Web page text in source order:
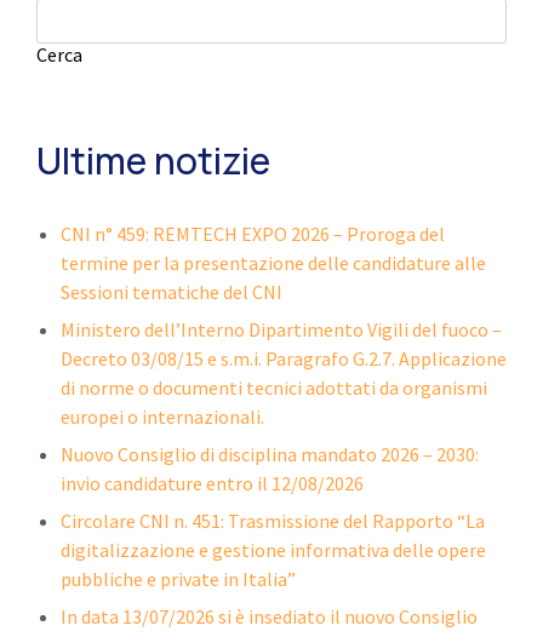
Cerca
Ultime notizie
CNI n° 459: REMTECH EXPO 2026 – Proroga del
termine per la presentazione delle candidature alle
Sessioni tematiche del CNI
Ministero dell’Interno Dipartimento Vigili del fuoco –
Decreto 03/08/15 e s.m.i. Paragrafo G.2.7. Applicazione
di norme o documenti tecnici adottati da organismi
europei o internazionali.
Nuovo Consiglio di disciplina mandato 2026 – 2030:
invio candidature entro il 12/08/2026
Circolare CNI n. 451: Trasmissione del Rapporto “La
digitalizzazione e gestione informativa delle opere
pubbliche e private in Italia”
In data 13/07/2026 si è insediato il nuovo Consiglio